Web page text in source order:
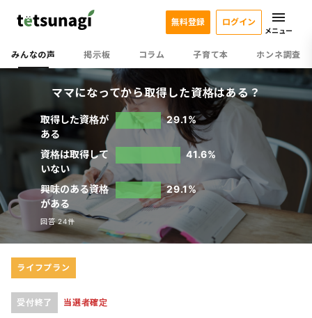
みんなの声 掲示板 コラム 子育て本 ホンネ調査
無料登録 ログイン
メニュー
ママになってから取得した資格はある？
取得した資格が
ある
29.1%
資格は取得して
いない
41.6%
興味のある資格
がある
29.1%
回答 24件
ライフプラン
受付終了 当選者確定